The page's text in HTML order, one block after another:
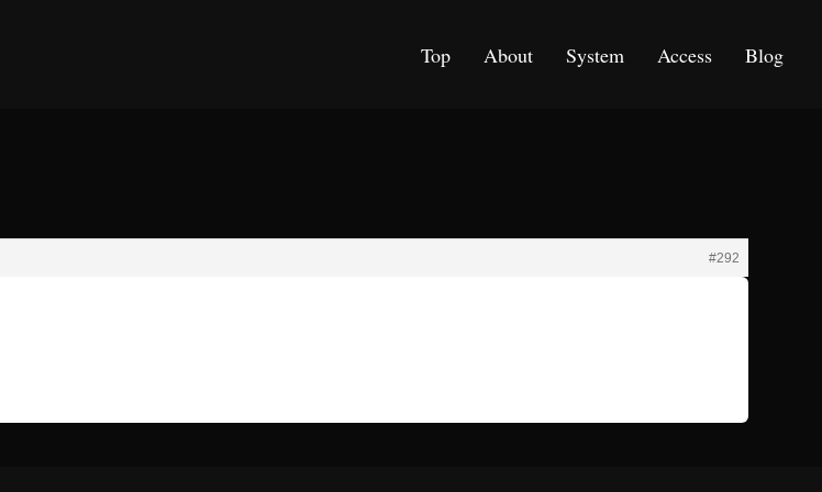
Top About System Access Blog
#292